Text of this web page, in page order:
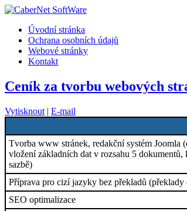
Úvodní stránka
Ochrana osobních údajů
Webové stránky
Kontakt
Ceník za tvorbu webových
Vytisknout | E-mail
Tvorba www stránek, redakční systém Joomla
vložení základních dat v rozsahu 5
sazbě)
Příprava pro cizí jazyky bez překladů
SEO optimalizace